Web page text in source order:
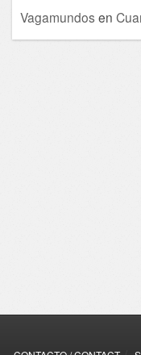
Vagamundos en